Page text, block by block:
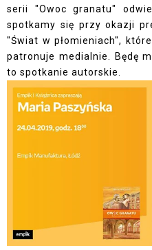
serii "Owoc granatu"
spotkamy się przy okazji
"Świat w płomieniach",
patronuje medialnie. Będę
to spotkanie autorskie.